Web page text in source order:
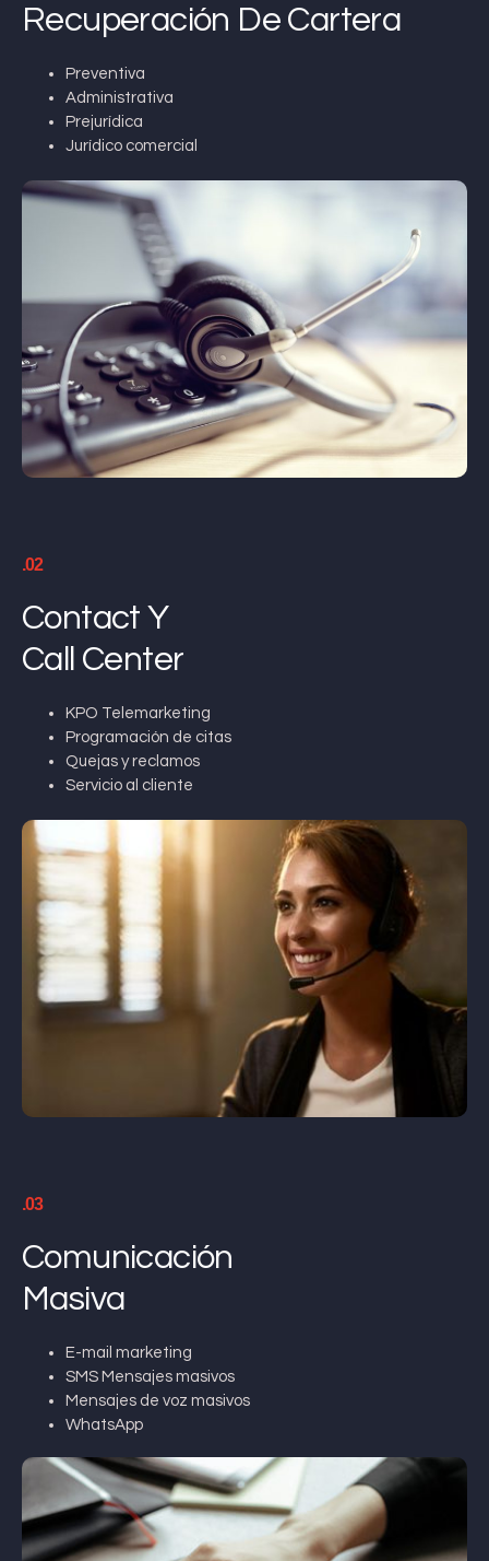
Recuperación De Cartera
Preventiva
Administrativa
Prejurídica
Jurídico comercial
.02
Contact Y
Call Center
KPO Telemarketing
Programación de citas
Quejas y reclamos
Servicio al cliente
.03
Comunicación
Masiva
E-mail marketing
SMS Mensajes masivos
Mensajes de voz masivos
WhatsApp